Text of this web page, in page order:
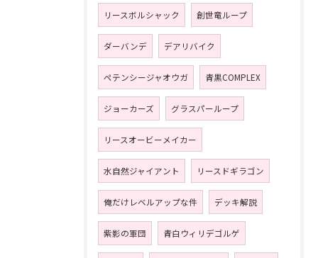
リースボルシャック 創世竜ループ
ダーバンデ デアリバイク
ペテンシージャオウガ 青黒COMPLEX
ジョーカーズ グラスパーループ
リースオービーメイカー
水自然ジャイアント リースドギラゴン
俺だけレベルアップな件 デッキ解説
紫影の軍団 青白ウィリデゴルゲ